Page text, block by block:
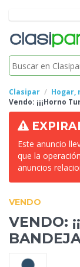
Clasipar
Hogar,
Vendo: ¡¡¡Horno
Este anuncio
que la
anuncios
VENDO
VENDO: